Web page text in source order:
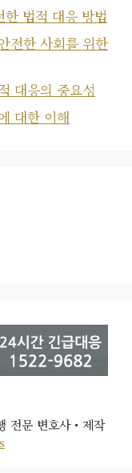
법적 대응 방법
전한 사회를 위한
대응의 중요성
대한 이해
전문 변호사• 제작